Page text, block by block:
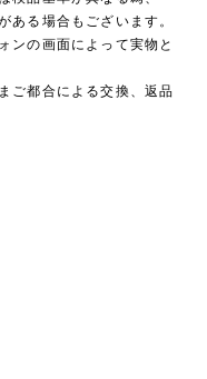
ある場合もございます。
ンの画面によって実物と
ご都合による交換、返品